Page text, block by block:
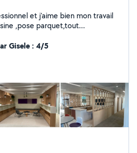
et j'aime bien mon travail
,pose parquet,tout
écoute Bien cordialement Redouane
Gisele : 4/5